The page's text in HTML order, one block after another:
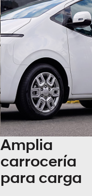
Amplia
carrocería
para carga